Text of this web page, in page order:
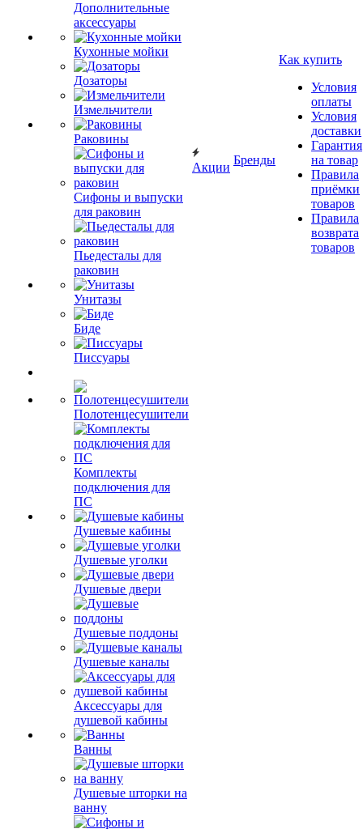
Дополнительные
аксессуары
Кухонные мойки
Дозаторы
Измельчители
Раковины
Сифоны и выпуски
для раковин
Пьедесталы для
раковин
Унитазы
Биде
Писсуары
Полотенцесушители
Комплекты
подключения для
ПС
Душевые кабины
Душевые уголки
Душевые двери
Душевые поддоны
Душевые каналы
Аксессуары для
душевой кабины
Ванны
Душевые шторки на
ванну
Акции
Бренды
Как купить
Условия
оплаты
Условия
доставки
Гарантия
на товар
Правила
приёмки
товаров
Правила
возврата
товаров